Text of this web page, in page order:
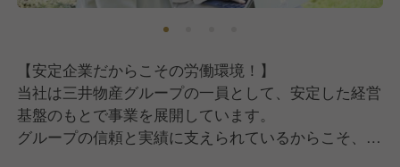
【安定企業だからこその労働環境！】
当社は三井物産グループの一員として、安定した経営
基盤のもとで事業を展開しています。
グループの信頼と実績に支えられているからこそ、社